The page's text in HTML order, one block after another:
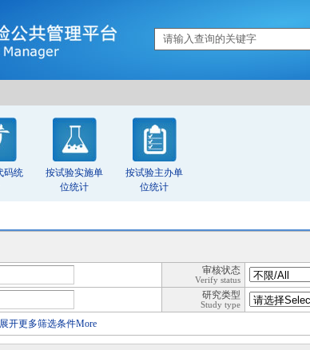
码统
按试验实施单
位统计
按试验主办单
位统计
审核状态
Verify status
研究类型
Study type
展开更多筛选条件More